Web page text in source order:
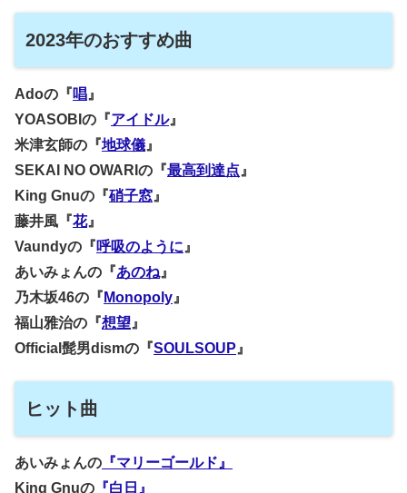
2023年のおすすめ曲
Adoの『唱 』
YOASOBIの『アイドル』
米津玄師の『地球儀 』
SEKAI NO OWARIの『最高到達点 』
King Gnuの『硝子窓 』
藤井風『花』
Vaundyの『呼吸のように 』
あいみょんの『あのね 』
乃木坂46の『 Monopoly 』
福山雅治の『想望 』
Official髭男dismの『SOULSOUP 』
ヒット曲
あいみょんの 『マリーゴールド』
King Gnuの 『白日』